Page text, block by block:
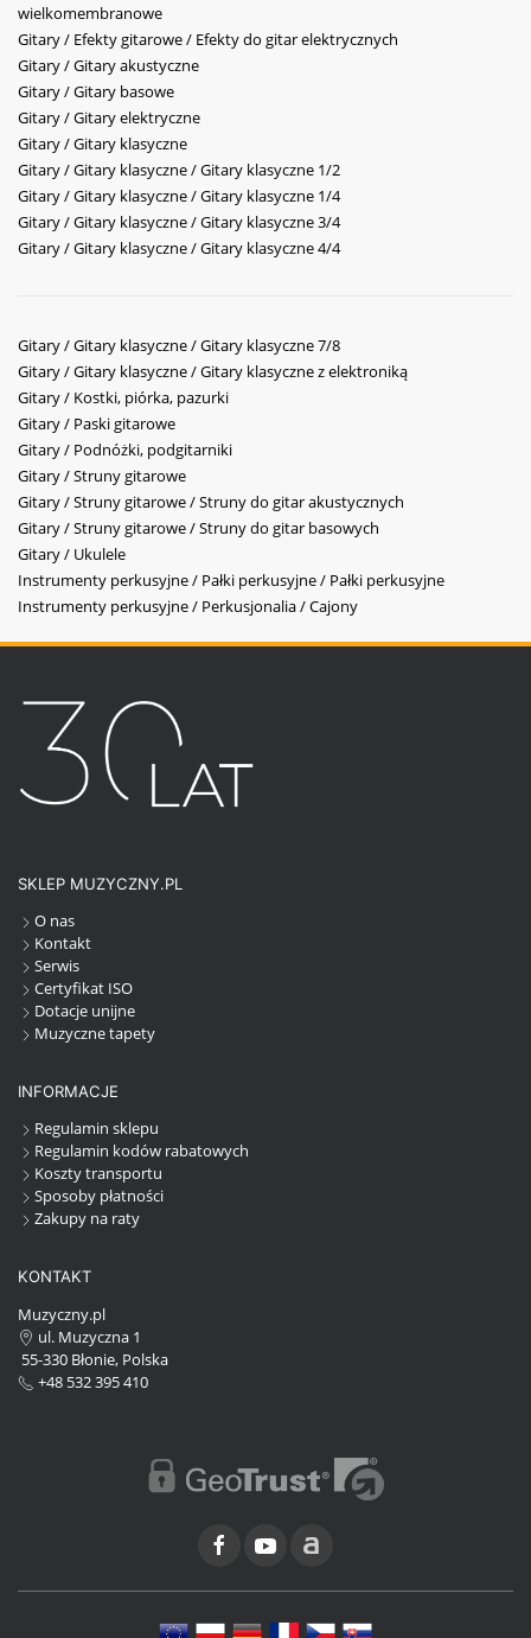
wielkomembranowe
Gitary / Efekty gitarowe / Efekty do gitar elektrycznych
Gitary / Gitary akustyczne
Gitary / Gitary basowe
Gitary / Gitary elektryczne
Gitary / Gitary klasyczne
Gitary / Gitary klasyczne / Gitary klasyczne 1/2
Gitary / Gitary klasyczne / Gitary klasyczne 1/4
Gitary / Gitary klasyczne / Gitary klasyczne 3/4
Gitary / Gitary klasyczne / Gitary klasyczne 4/4
Gitary / Gitary klasyczne / Gitary klasyczne 7/8
Gitary / Gitary klasyczne / Gitary klasyczne z elektroniką
Gitary / Kostki, piórka, pazurki
Gitary / Paski gitarowe
Gitary / Podnóżki, podgitarniki
Gitary / Struny gitarowe
Gitary / Struny gitarowe / Struny do gitar akustycznych
Gitary / Struny gitarowe / Struny do gitar basowych
Gitary / Ukulele
Instrumenty perkusyjne / Pałki perkusyjne / Pałki perkusyjne
Instrumenty perkusyjne / Perkusjonalia / Cajony
SKLEP MUZYCZNY.PL
O nas
Kontakt
Serwis
Certyfikat ISO
Dotacje unijne
Muzyczne tapety
INFORMACJE
Regulamin sklepu
Regulamin kodów rabatowych
Koszty transportu
Sposoby płatności
Zakupy na raty
KONTAKT
Muzyczny.pl
ul. Muzyczna 1
55-330 Błonie, Polska
+48 532 395 410